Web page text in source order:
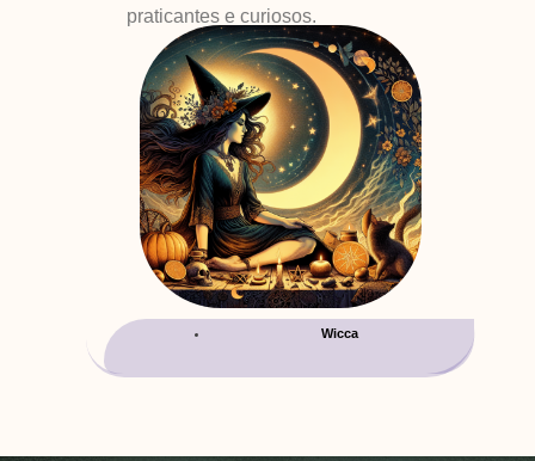
praticantes e curiosos.
Wicca